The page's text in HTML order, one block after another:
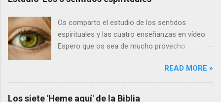
Os comparto el estudio de los sentidos
espirituales y las cuatro enseñanzas en vídeo.
Espero que os sea de mucho provecho.
LOS CINCO SENTIDOS Hebreos 5:11-14 11
Acerca de esto tenemos mucho que decir, y
difícil de explicar, por cuanto os habéis hecho
READ MORE »
Los siete 'Heme aquí' de la Biblia